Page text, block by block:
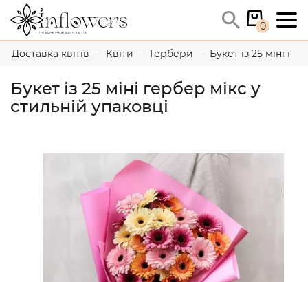
0
Доставка квітів Квіти Гербери Букет із 25 міні
Букет із 25 міні гербер мікс у
стильній упаковці